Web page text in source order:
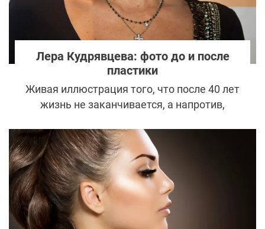
Лера Кудрявцева: фото до и после
пластики
Живая иллюстрация того, что после 40 лет
жизнь не заканчивается, а напротив,
мечтам. Фото Леры Кудрявцевой до и
после пластической операции.